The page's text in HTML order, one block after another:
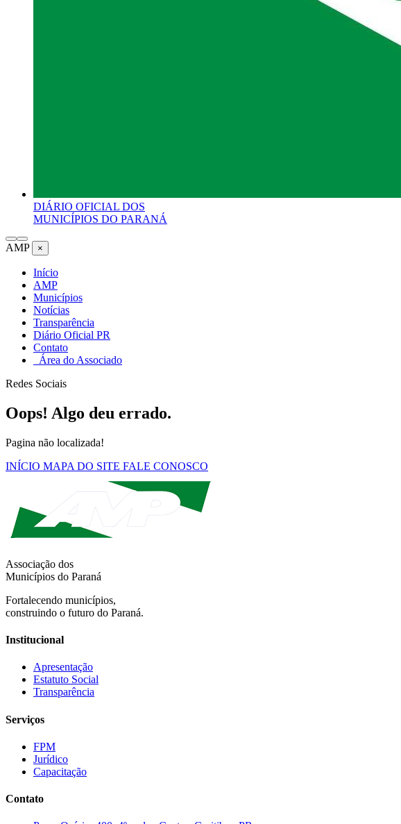
DIÁRIO OFICIAL DOS
MUNICÍPIOS DO PARANÁ
AMP ×
Início
AMP
Municípios
Notícias
Transparência
Diário Oficial PR
Contato
Área do Associado
Redes Sociais
Oops! Algo deu errado.
Pagina não localizada!
INÍCIO MAPA DO SITE FALE CONOSCO
Associação dos
Municípios do Paraná
Fortalecendo municípios,
construindo o futuro do Paraná.
Institucional
Apresentação
Estatuto Social
Transparência
Serviços
FPM
Jurídico
Capacitação
Contato